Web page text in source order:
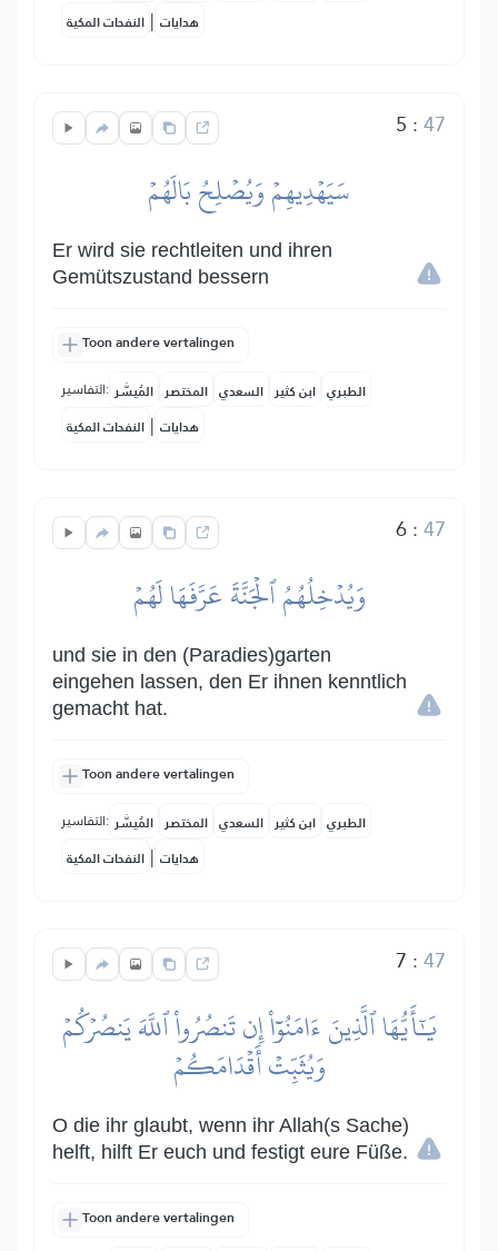
النفحات المكية | هدايات
5 :47
سَيَهۡدِيهِمۡ وَيُصۡلِحُ بَالَهُمۡ
Er wird sie rechtleiten und ihren
Gemütszustand bessern
Toon andere vertalingen
التفاسير: المُيسَّر المختصر السعدي ابن كثير الطبري
النفحات المكية | هدايات
6:47
وَيُدۡخِلُهُمُ ٱلۡجَنَّةَ عَرَّفَهَا لَهُمۡ
und sie in den (Paradies)garten
eingehen lassen, den Er ihnen kenntlich
gemacht hat.
Toon andere vertalingen
التفاسير: المُيسَّر المختصر السعدي ابن كثير الطبري
النفحات المكية | هدايات
7 :47
يَٰٓأَيُّهَا ٱلَّذِينَ ءَامَنُوٓاْ إِن تَنصُرُواْ ٱللَّهَ يَنصُرۡكُمۡ
وَيُثَبِّتۡ أَقۡدَامَكُمۡ
O die ihr glaubt, wenn ihr Allah(s Sache)
helft, hilft Er euch und festigt eure Füße.
Toon andere vertalingen